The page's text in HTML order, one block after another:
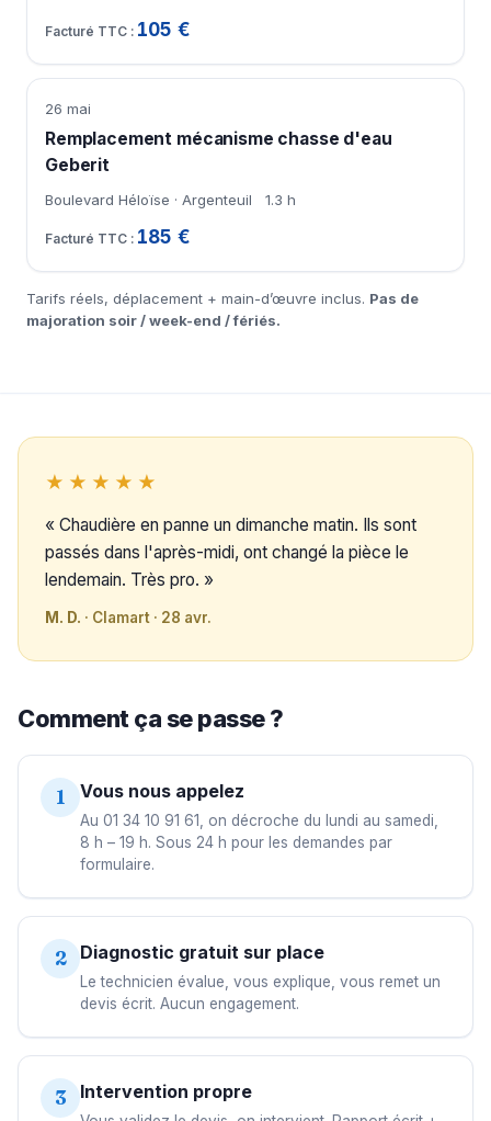
105 €
26 mai
Remplacement mécanisme chasse d'eau
Geberit
Boulevard Héloïse · Argenteuil 1.3 h
185 €
Tarifs réels, déplacement + main-d’œuvre inclus. Pas de
majoration soir / week-end / fériés.
★★★★★
« Chaudière en panne un dimanche matin. Ils sont
passés dans l'après-midi, ont changé la pièce le
lendemain. Très pro. »
M. D. · Clamart · 28 avr.
Comment ça se passe ?
1 Vous nous appelez
Au 01 34 10 91 61, on décroche du lundi au samedi,
8 h – 19 h. Sous 24 h pour les demandes par
formulaire.
2 Diagnostic gratuit sur place
Le technicien évalue, vous explique, vous remet un
devis écrit. Aucun engagement.
3 Intervention propre